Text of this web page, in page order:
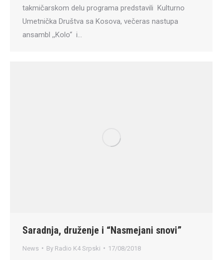
takmičarskom delu programa predstavili Kulturno
Umetnička Društva sa Kosova, večeras nastupa
ansambl ,,Kolo“ i…
Saradnja, druženje i “Nasmejani snovi”
News By Radio K4 Srpski 17/08/2018